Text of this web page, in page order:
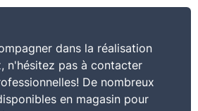
dans la réalisation
n'hésitez pas à contacter
De nombreux
en magasin pour